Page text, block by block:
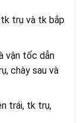
trụ và tk bắp
vận tốc dẫn
chày sau và
trái, tk trụ,